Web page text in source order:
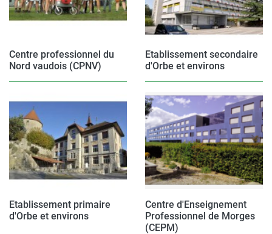
Centre professionnel du
Nord vaudois (CPNV)
Etablissement secondaire
d'Orbe et environs
Etablissement primaire
d'Orbe et environs
Centre d'Enseignement
Professionnel de Morges
(CEPM)